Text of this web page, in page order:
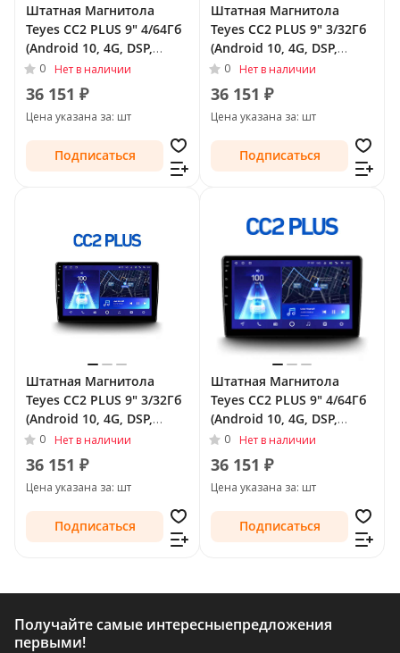
Штатная Магнитола
Teyes CC2 PLUS 9" 4/64Гб
(Android 10, 4G, DSP,
QLed) для Renault
Fluence I 2009 - 2013
0 Нет в наличии
36 151 ₽
Цена указана за: шт
Подписаться
Штатная Магнитола
Teyes CC2 PLUS 9" 3/32Гб
(Android 10, 4G, DSP,
QLed) для Renault
Fluence I 2009 - 2013
0 Нет в наличии
36 151 ₽
Цена указана за: шт
Подписаться
Штатная Магнитола
Teyes CC2 PLUS 9" 3/32Гб
(Android 10, 4G, DSP,
QLed) для Renault
Fluence I Рестайлинг 2012
- 2017
0 Нет в наличии
36 151 ₽
Цена указана за: шт
Подписаться
Штатная Магнитола
Teyes CC2 PLUS 9" 4/64Гб
(Android 10, 4G, DSP,
QLed) для Renault
Fluence I Рестайлинг 2012
- 2017
0 Нет в наличии
36 151 ₽
Цена указана за: шт
Подписаться
Получайте самые интересныепредложения
первыми!